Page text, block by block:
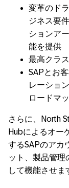
変革のド
ジネス要
ションア
能を提供
最高クラ
SAPとお
レーショ
ロードマ
さらに、North
Hubによるオー
するSAPのアカ
ット、製品管理
して機能させま